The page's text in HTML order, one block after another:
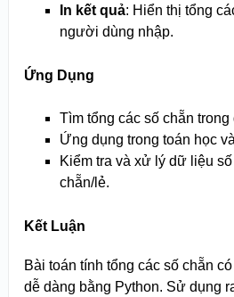
In kết quả: Hiển thị tổng
người dùng nhập.
Ứng Dụng
Tìm tổng các số chẵn
Ứng dụng trong toán học
Kiểm tra và xử lý dữ liệu
chẵn/lẻ.
Kết Luận
Bài toán tính tổng các số chẵn
dễ dàng bằng Python. Sử dụng